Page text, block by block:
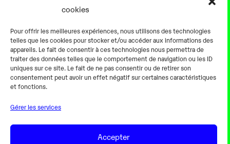
cookies
Pour offrir les meilleures expériences, nous utilisons des technologies
telles que les cookies pour stocker et/ou accéder aux informations des
appareils. Le fait de consentir à ces technologies nous permettra de
traiter des données telles que le comportement de navigation ou les ID
uniques sur ce site. Le fait de ne pas consentir ou de retirer son
consentement peut avoir un effet négatif sur certaines caractéristiques
et fonctions.
Gérer les services
Accepter
En pratique
Tarifs et horaires
Salles
Équipements numériques
Gaming